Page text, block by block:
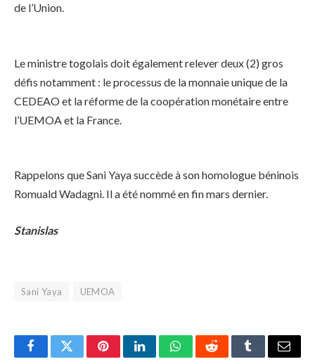
de l’Union.
Le ministre togolais doit également relever deux (2) gros
défis notamment : le processus de la monnaie unique de la
CEDEAO et la réforme de la coopération monétaire entre
l’UEMOA et la France.
Rappelons que Sani Yaya succède à son homologue béninois
Romuald Wadagni. Il a été nommé en fin mars dernier.
Stanislas
Sani Yaya UEMOA
FacebookTwitterPinterestLinkedInWhatsAppRedditTumblrEmail